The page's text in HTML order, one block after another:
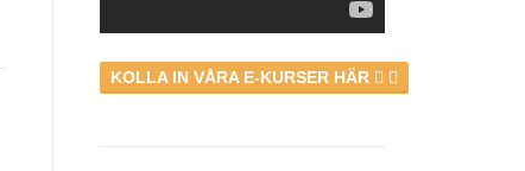
KOLLA IN VÅRA E-KURSER HÄR